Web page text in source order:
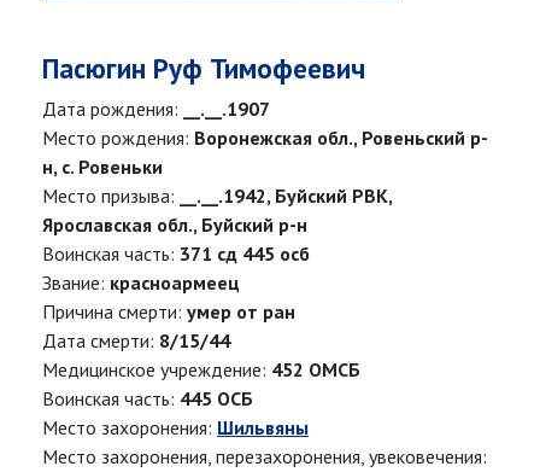
Пасюгин Руф Тимофеевич
Дата рождения:
__.__.1907
Место рождения: Воронежская обл., Ровеньский р-
н, с. Ровеньки
Место призыва:
__.__.1942, Буйский РВК,
Ярославская обл., Буйский р-н
Воинская часть: 371 сд 445 осб
Звание: красноармеец
Причина смерти: умер от ран
Дата смерти: 8/15/44
Медицинское учреждение: 452 ОМСБ
Воинская часть: 445 ОСБ
Место захоронения: Шильвяны
Место захоронения, перезахоронения, увековечения: